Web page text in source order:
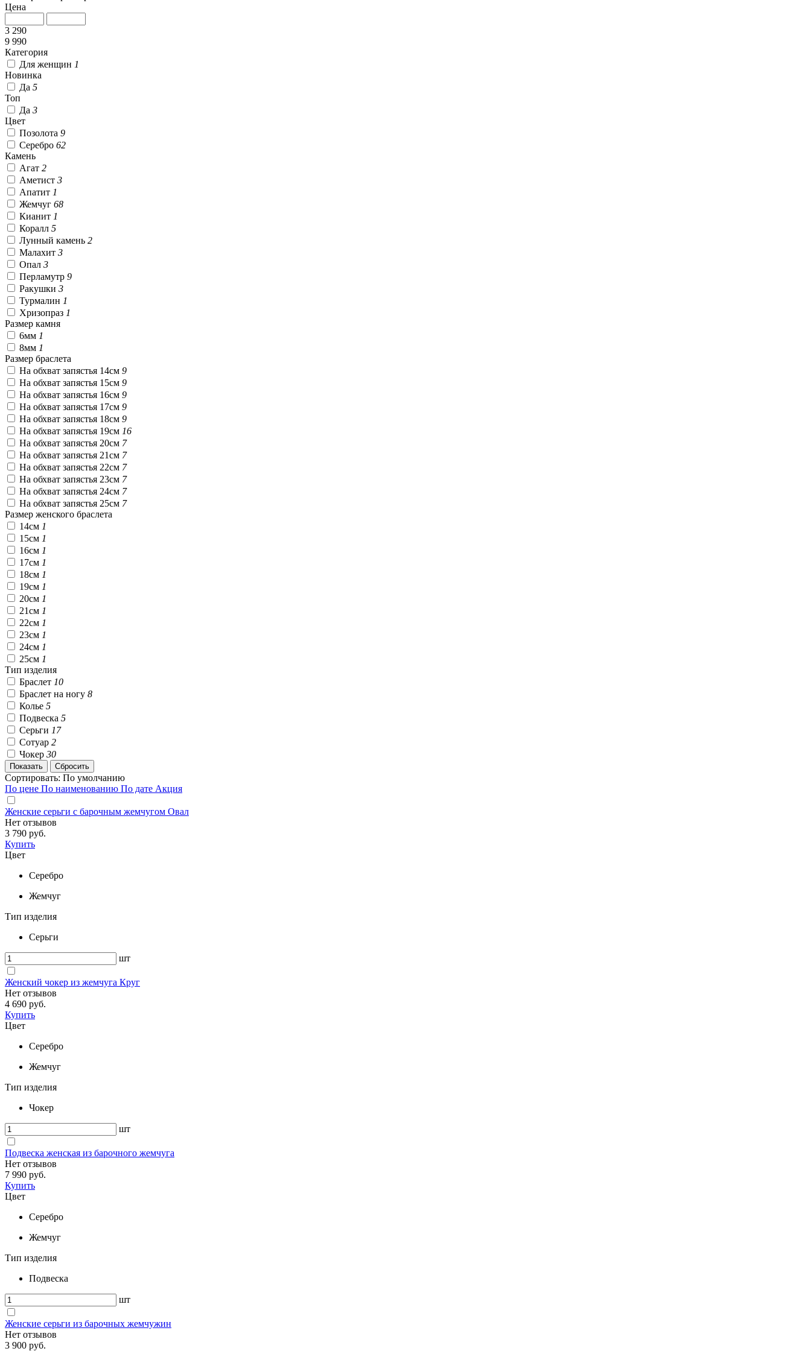
Цена
3 290
9 990
Категория
Для женщин 1
Новинка
Да 5
Топ
Да 3
Цвет
Позолота 9
Серебро 62
Камень
Агат 2
Аметист 3
Апатит 1
Жемчуг 68
Кианит 1
Коралл 5
Лунный камень 2
Малахит 3
Опал 3
Перламутр 9
Ракушки 3
Турмалин 1
Хризопраз 1
Размер камня
6мм 1
8мм 1
Размер браслета
На обхват запястья 14см 9
На обхват запястья 15см 9
На обхват запястья 16см 9
На обхват запястья 17см 9
На обхват запястья 18см 9
На обхват запястья 19см 16
На обхват запястья 20см 7
На обхват запястья 21см 7
На обхват запястья 22см 7
На обхват запястья 23см 7
На обхват запястья 24см 7
На обхват запястья 25см 7
Размер женского браслета
14см 1
15см 1
16см 1
17см 1
18см 1
19см 1
20см 1
21см 1
22см 1
23см 1
24см 1
25см 1
Тип изделия
Браслет 10
Браслет на ногу 8
Колье 5
Подвеска 5
Серьги 17
Сотуар 2
Чокер 30
Сортировать: По умолчанию
По цене По наименованию По дате Акция
Женские серьги с барочным жемчугом Овал
Нет отзывов
3 790 руб.
Купить
Цвет
Серебро
Жемчуг
Тип изделия
Серьги
шт
Женский чокер из жемчуга Круг
Нет отзывов
4 690 руб.
Купить
Цвет
Серебро
Жемчуг
Тип изделия
Чокер
шт
Подвеска женская из барочного жемчуга
Нет отзывов
7 990 руб.
Купить
Цвет
Серебро
Жемчуг
Тип изделия
Подвеска
шт
Женские серьги из барочных жемчужин
Нет отзывов
3 900 руб.